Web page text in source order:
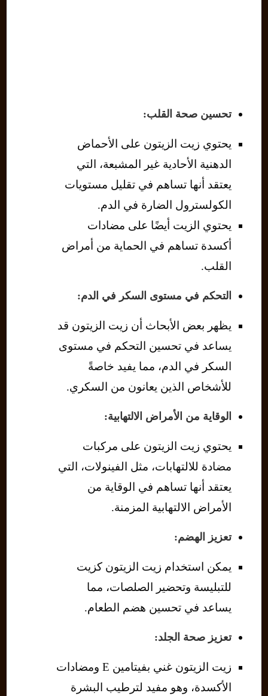
تحسين صحة القلب:
يحتوي زيت الزيتون على الأحماض
الدهنية الأحادية غير المشبعة، التي
يعتقد أنها تساهم في تقليل مستويات
الكولسترول الضارة في الدم.
يحتوي الزيت أيضًا على مضادات
أكسدة تساهم في الحماية من أمراض
القلب.
التحكم في مستوى السكر في الدم:
يظهر بعض الأبحاث أن زيت الزيتون قد
يساعد في تحسين التحكم في مستوى
السكر في الدم، مما يفيد خاصةً
للأشخاص الذين يعانون من السكري.
الوقاية من الأمراض الالتهابية:
يحتوي زيت الزيتون على مركبات
مضادة للالتهابات، مثل الفينولات، التي
يعتقد أنها تساهم في الوقاية من
الأمراض الالتهابية المزمنة.
تعزيز الهضم:
يمكن استخدام زيت الزيتون كزيت
للتبليسة وتحضير الصلصات، مما
يساعد في تحسين هضم الطعام.
تعزيز صحة الجلد:
زيت الزيتون غني بفيتامين E ومضادات
الأكسدة، وهو مفيد لترطيب البشرة